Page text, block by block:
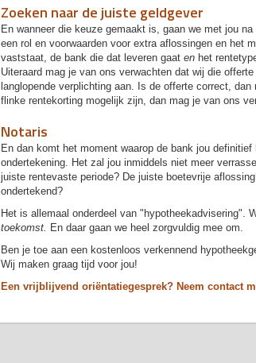
Zoeken naar de juiste geldgever
En wanneer die keuze gemaakt is, gaan we met jou
een rol en voorwaarden voor extra aflossingen en het
vaststaat, de bank die dat leveren gaat en het
Uiteraard mag je van ons verwachten dat wij die
langlopende verplichting aan. Is de offerte correct,
flinke rentekorting mogelijk zijn, dan mag je van ons
Notaris
En dan komt het moment waarop de bank jou
ondertekening. Het zal jou inmiddels niet meer
juiste rentevaste periode? De juiste boetevrije
ondertekend?
Het is allemaal onderdeel van "hypotheekadvisering".
toekomst. En daar gaan we heel zorgvuldig mee om.
Ben je toe aan een kostenloos verkennend
Wij maken graag tijd voor jou!
Een vrijblijvend oriëntatiegesprek? Neem contact